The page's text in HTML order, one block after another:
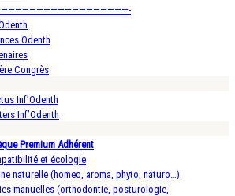
Odenth
Congrès
Inf’Odenth
Inf’Odenth
Premium Adhérent
et écologie
naturelle (homeo, aroma, phyto, naturo…)
manuelles (orthodontie, posturologie,